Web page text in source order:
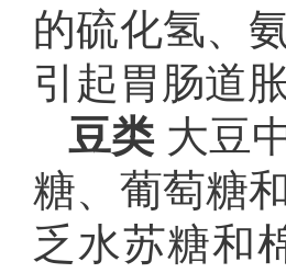
的硫化氢、
引起胃肠道胀
豆类 大豆
糖、葡萄糖
乏水苏糖和